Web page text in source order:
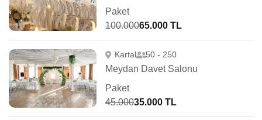
Paket
100.00065.000 TL
Kartal 50 - 250
Meydan Davet Salonu
Paket
45.00035.000 TL